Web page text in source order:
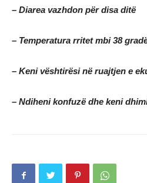
– Diarea vazhdon për disa ditë
– Temperatura rritet mbi 38
– Keni vështirësi në ruajtjen e
– Ndiheni konfuzë dhe keni